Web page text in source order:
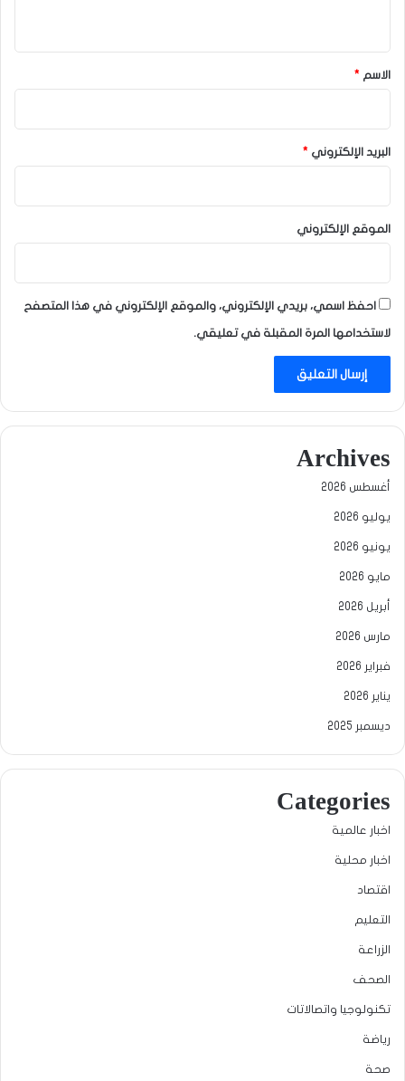
*
الاسم *
البريد الإلكتروني *
الموقع الإلكتروني
احفظ اسمي، بريدي الإلكتروني، والموقع الإلكتروني في هذا المتصفح
لاستخدامها المرة المقبلة في تعليقي.
Archives
أغسطس 2026
يوليو 2026
يونيو 2026
مايو 2026
أبريل 2026
مارس 2026
فبراير 2026
يناير 2026
ديسمبر 2025
Categories
اخبار عالمية
اخبار محلية
اقتصاد
التعليم
الزراعة
الصحف
تكنولوجيا واتصالاتات
رياضة
صحة